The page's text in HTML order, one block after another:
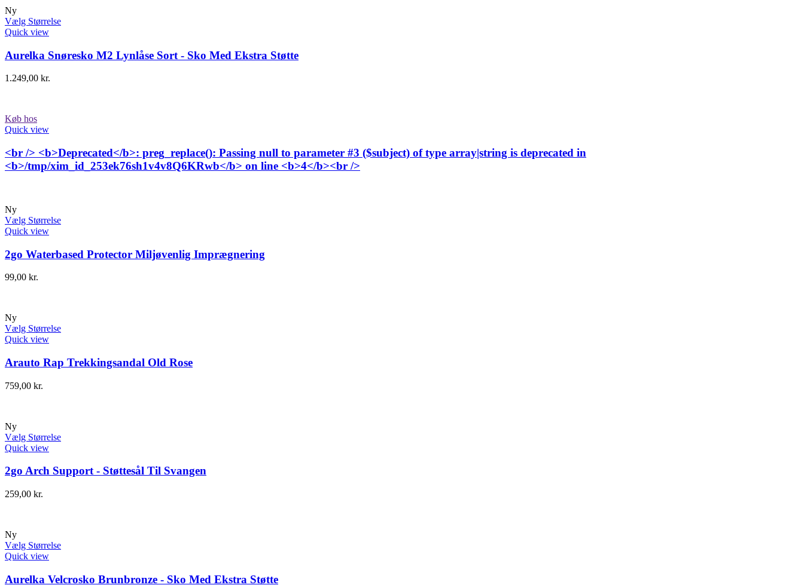
Ny
Vælg Størrelse
Quick view
Aurelka Snøresko M2 Lynlåse Sort - Sko Med Ekstra Støtte
1.249,00 kr.
Køb hos
Quick view
<br /> <b>Deprecated</b>: preg_replace(): Passing null to parameter #3 ($subject) of type array|string is deprecated in
<b>/tmp/xim_id_253ek76sh1v4v8Q6KRwb</b> on line <b>4</b><br />
Ny
Vælg Størrelse
Quick view
2go Waterbased Protector Miljøvenlig Imprægnering
99,00 kr.
Ny
Vælg Størrelse
Quick view
Arauto Rap Trekkingsandal Old Rose
759,00 kr.
Ny
Vælg Størrelse
Quick view
2go Arch Support - Støttesål Til Svangen
259,00 kr.
Ny
Vælg Størrelse
Quick view
Aurelka Velcrosko Brunbronze - Sko Med Ekstra Støtte